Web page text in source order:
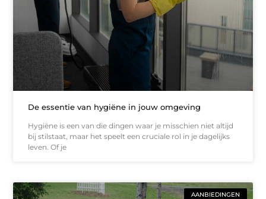
De essentie van hygiëne in jouw omgeving
Hygiëne is een van die dingen waar je misschien niet altijd
bij stilstaat, maar het speelt een cruciale rol in je dagelijks
leven. Of je
AANBIEDINGEN